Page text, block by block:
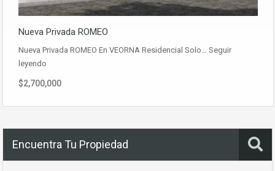
Nueva Privada ROMEO
Nueva Privada ROMEO En VEORNA Residencial Solo… Seguir
leyendo
$2,700,000
Encuentra Tu Propiedad